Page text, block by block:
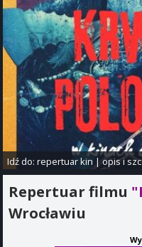
Idź do:repertuar kin |opis i
Repertuar filmu
Wrocławiu